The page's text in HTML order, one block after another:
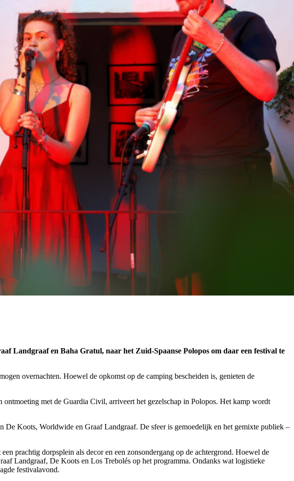
Landgraaf en Baha Gratul, naar het Zuid-Spaanse Polopos om daar een festival te
overnachten. Hoewel de opkomst op de camping bescheiden is, genieten de
met de Guardia Civil, arriveert het gezelschap in Polopos. Het kamp wordt
De Koots, Worldwide en Graaf Landgraaf. De sfeer is gemoedelijk en het gemixte publiek –
prachtig dorpsplein als decor en een zonsondergang op de achtergrond. Hoewel de
Landgraaf, De Koots en Los Trebolés op het programma. Ondanks wat logistieke
festivalavond.